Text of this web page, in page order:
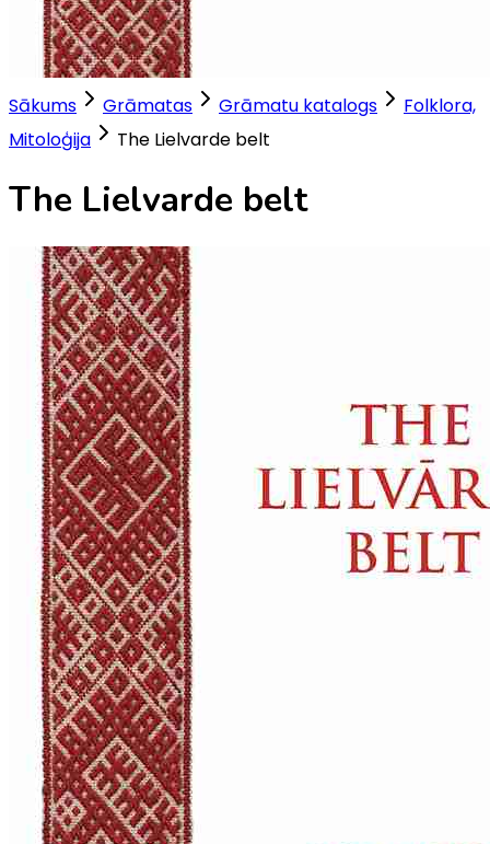
Sākums Grāmatas Grāmatu katalogs
Folklora,
Mitoloģija
The Lielvarde belt
The Lielvarde belt